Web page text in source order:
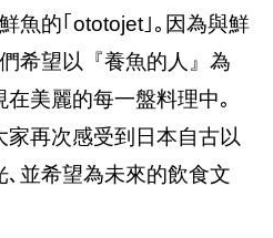
魚的｢ototojet｣｡因為與鮮
希望以『養魚的人』為
美麗的每一盤料理中｡
家再次感受到日本自古以
並希望為未來的飲食文